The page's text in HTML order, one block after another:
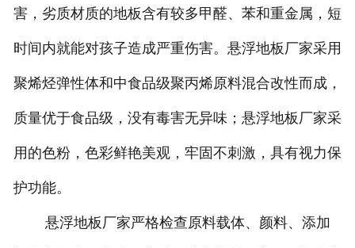
害，劣质材质的地板含有较多甲醛、苯和重金属，短
时间内就能对孩子造成严重伤害。悬浮地板厂家采用
聚烯烃弹性体和中食品级聚丙烯原料混合改性而成，
质量优于食品级，没有毒害无异味；悬浮地板厂家采
用的色粉，色彩鲜艳美观，牢固不刺激，具有视力保
护功能。
悬浮地板厂家严格检查原料载体、颜料、添加